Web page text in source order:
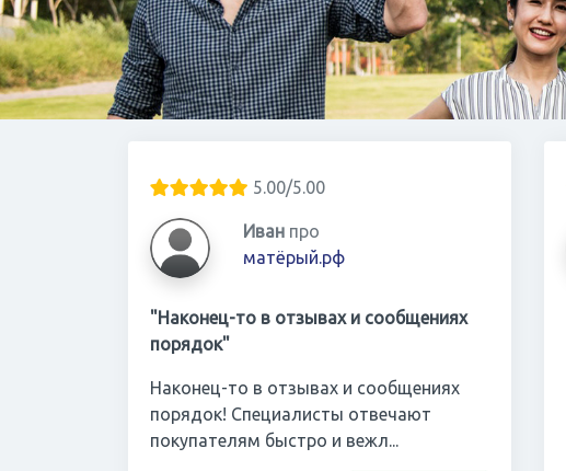
5.00/5.00
Иван про
матёрый.рф
"Наконец-то в отзывах и сообщениях
порядок"
Наконец-то в отзывах и сообщениях
порядок! Специалисты отвечают
покупателям быстро и вежл...